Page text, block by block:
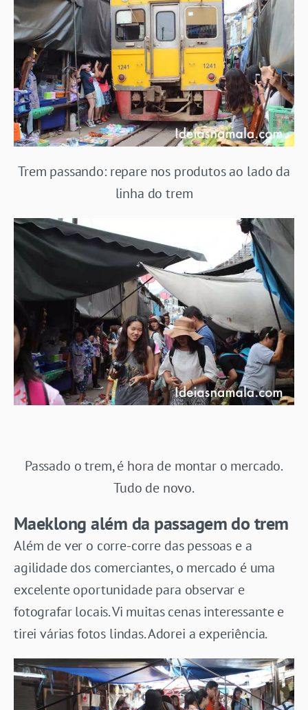
Trem passando: repare nos produtos ao lado da
linha do trem
Passado o trem, é hora de montar o mercado.
Tudo de novo.
Maeklong além da passagem do trem
Além de ver o corre-corre das pessoas e a
agilidade dos comerciantes, o mercado é uma
excelente oportunidade para observar e
fotografar locais. Vi muitas cenas interessante e
tirei várias fotos lindas. Adorei a experiência.